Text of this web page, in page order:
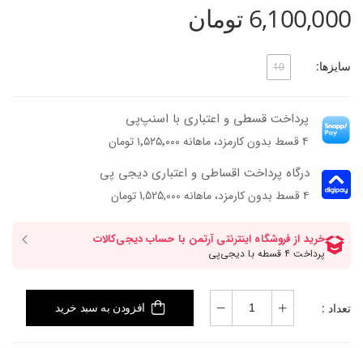
6,100,000 تومان
سایزها: 10
پرداخت قسطی و اعتباری با اسنپ‌پی
۴ قسط بدون کارمزد، ماهانه ۱٬۵۲۵٬۰۰۰ تومان
درگاه پرداخت اقساطی و اعتباری دیجی پی
۴ قسط بدون کارمزد، ماهانه 1,525,000 تومان
تعداد : افزودن به سبد خرید